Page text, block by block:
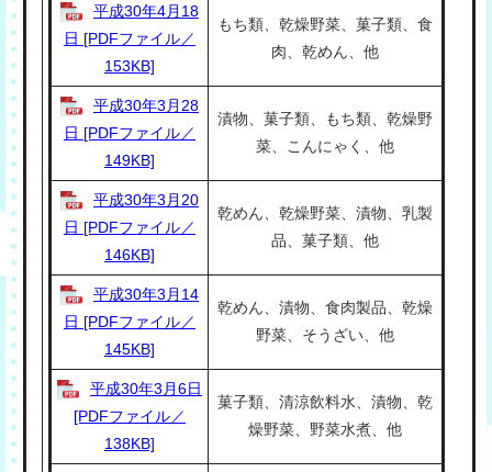
平成30年4月18
日 [PDFファイル／
153KB]
もち類、乾燥野菜、菓子類、食
肉、乾めん、他
平成30年3月28
日 [PDFファイル／
149KB]
漬物、菓子類、もち類、乾燥野
菜、こんにゃく、他
平成30年3月20
日 [PDFファイル／
146KB]
乾めん、乾燥野菜、漬物、乳製
品、菓子類、他
平成30年3月14
日 [PDFファイル／
145KB]
乾めん、漬物、食肉製品、乾燥
野菜、そうざい、他
平成30年3月6日
[PDFファイル／
138KB]
菓子類、清涼飲料水、漬物、乾
燥野菜、野菜水煮、他